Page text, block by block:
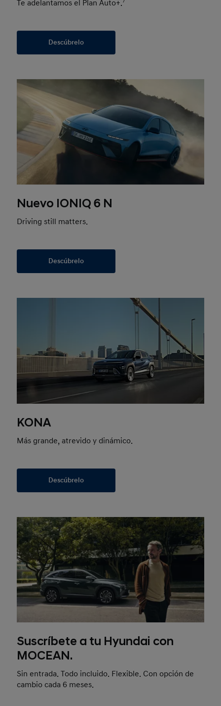
Te adelantamos el Plan Auto+.
Descúbrelo
Nuevo IONIQ 6 N
Driving still matters.
Descúbrelo
KONA
Más grande, atrevido y dinámico.
Descúbrelo
Suscríbete a tu Hyundai con
MOCEAN.
Sin entrada. Todo incluido. Flexible. Con opción de
cambio cada 6 meses.